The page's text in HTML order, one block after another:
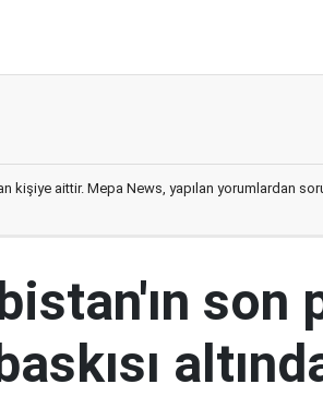
kişiye aittir. Mepa News, yapılan yorumlardan
son